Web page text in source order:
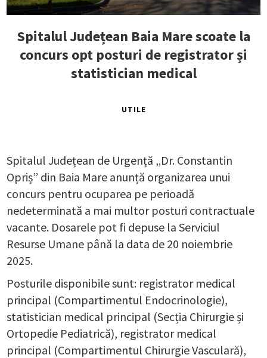
Spitalul Județean Baia Mare scoate la
concurs opt posturi de registrator și
statistician medical
UTILE
Spitalul Județean de Urgență „Dr. Constantin
Opriș” din Baia Mare anunță organizarea unui
concurs pentru ocuparea pe perioadă
nedeterminată a mai multor posturi contractuale
vacante. Dosarele pot fi depuse la Serviciul
Resurse Umane până la data de 20 noiembrie
2025.
Posturile disponibile sunt: registrator medical
principal (Compartimentul Endocrinologie),
statistician medical principal (Secția Chirurgie și
Ortopedie Pediatrică), registrator medical
principal (Compartimentul Chirurgie Vasculară),